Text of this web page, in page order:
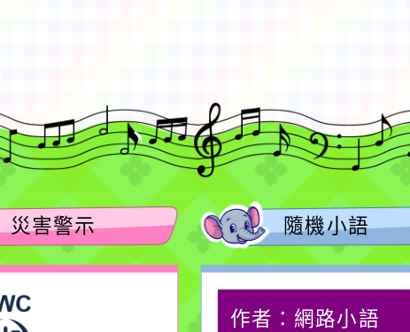
災害警示 隨機小語
作者：網路小語 作者：網路小語